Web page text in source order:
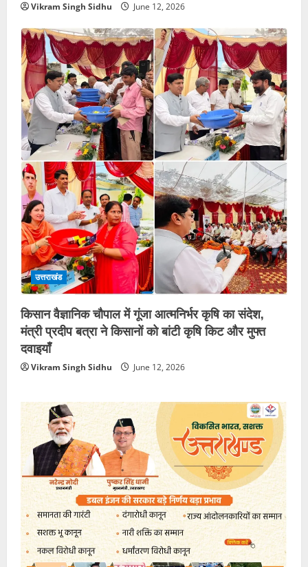
Vikram Singh Sidhu June 12, 2026
उत्तराखंड
किसान वैज्ञानिक चौपाल में गूंजा आत्मनिर्भर कृषि का संदेश,
मंत्री प्रदीप बत्रा ने किसानों को बांटी कृषि किट और मुफ्त
दवाइयाँ
Vikram Singh Sidhu June 12, 2026